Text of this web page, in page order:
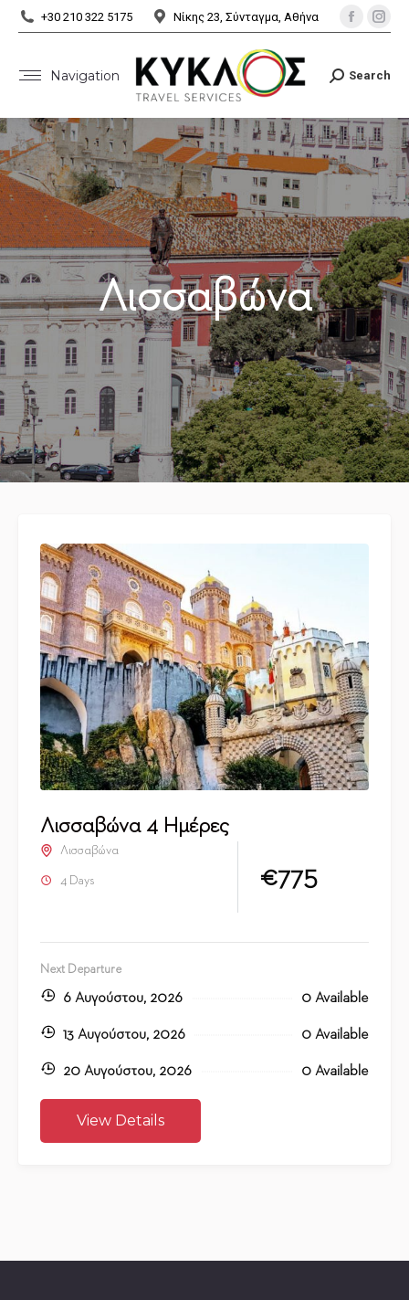
+30 210 322 5175 Νίκης 23, Σύνταγμα, Αθήνα
Navigation Search
Λισσαβώνα
Λισσαβώνα 4 Ημέρες
Λισσαβώνα
4 Days €775
Next Departure
6 Αυγούστου, 2026 0 Available
13 Αυγούστου, 2026 0 Available
20 Αυγούστου, 2026 0 Available
View Details